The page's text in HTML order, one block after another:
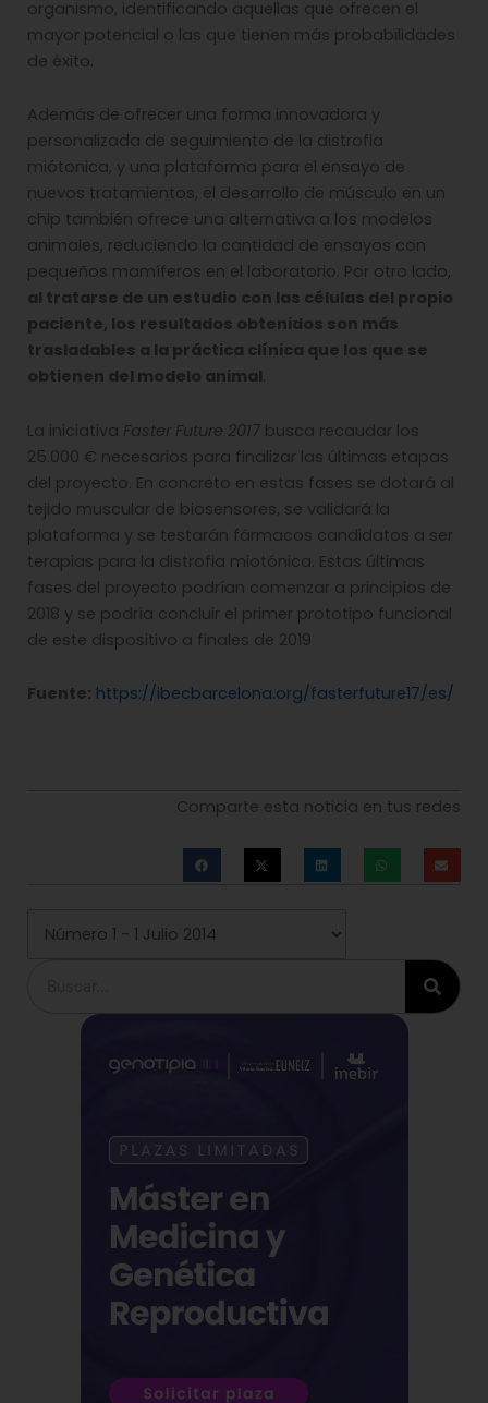
organismo, identificando aquellas que ofrecen el
mayor potencial o las que tienen más probabilidades
de éxito.
Además de ofrecer una forma innovadora y
personalizada de seguimiento de la distrofia
miótonica, y una plataforma para el ensayo de
nuevos tratamientos, el desarrollo de músculo en un
chip también ofrece una alternativa a los modelos
animales, reduciendo la cantidad de ensayos con
pequeños mamíferos en el laboratorio. Por otro lado,
al tratarse de un estudio con las células del propio
paciente, los resultados obtenidos son más
trasladables a la práctica clínica que los que se
obtienen del modelo animal.
La iniciativa Faster Future 2017 busca recaudar los
25.000 € necesarios para finalizar las últimas etapas
del proyecto. En concreto en estas fases se dotará al
tejido muscular de biosensores, se validará la
plataforma y se testarán fármacos candidatos a ser
terapias para la distrofia miotónica. Estas últimas
fases del proyecto podrían comenzar a principios de
2018 y se podría concluir el primer prototipo funcional
de este dispositivo a finales de 2019
Fuente: https://ibecbarcelona.org/fasterfuture17/es/
Comparte esta noticia en tus redes